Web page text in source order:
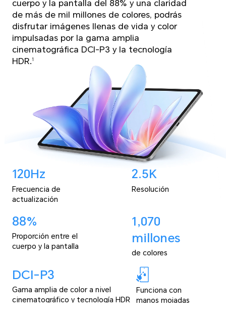
cuerpo y la pantalla del 88% y una claridad
de más de mil millones de colores, podrás
disfrutar imágenes llenas de vida y color
impulsadas por la gama amplia
cinematográfica DCI-P3 y la tecnología
HDR. 1
120Hz
Frecuencia de
actualización
2.5K
Resolución
88%
Proporción entre el
cuerpo y la pantalla
1,070
millones
de colores
DCI-P3
Gama amplia de color a nivel
cinematográfico y tecnología HDR
Funciona con
manos mojadas